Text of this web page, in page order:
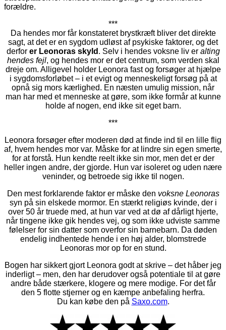
forældre.
***
Da hendes mor får konstateret brystkræft bliver det direkte
sagt, at det er en sygdom udløst af psykiske faktorer, og det
derfor er Leonoras skyld . Selv i hendes voksne liv er alting
hendes fejl, og hendes mor er det centrum, som verden skal
dreje om. Alligevel holder Leonora fast og forsøger at hjælpe
i sygdomsforløbet – i et evigt og menneskeligt forsøg på at
opnå sig mors kærlighed. En næsten umulig mission, når
man har med et menneske at gøre, som ikke formår at kunne
holde af nogen, end ikke sit eget barn.
***
Leonora forsøger efter moderen død at finde ind til en lille flig
af, hvem hendes mor var. Måske for at lindre sin egen smerte,
for at forstå. Hun kendte reelt ikke sin mor, men det er der
heller ingen andre, der gjorde. Hun var isoleret og uden nære
veninder, og betroede sig ikke til nogen.
Den mest forklarende faktor er måske den voksne Leonoras
syn på sin elskede mormor. En stærkt religiøs kvinde, der i
over 50 år truede med, at hun var ved at dø af dårligt hjerte,
når tingene ikke gik hendes vej, og som ikke udviste samme
følelser for sin datter som overfor sin barnebarn. Da døden
endelig indhentede hende i en høj alder, blomstrede
Leonoras mor op for en stund.
Bogen har sikkert gjort Leonora godt at skrive – det håber jeg
inderligt – men, den har derudover også potentiale til at gøre
andre både stærkere, klogere og mere modige. For det får
den 5 flotte stjerner og en kæmpe anbefaling herfra.
Du kan købe den på Saxo.com.